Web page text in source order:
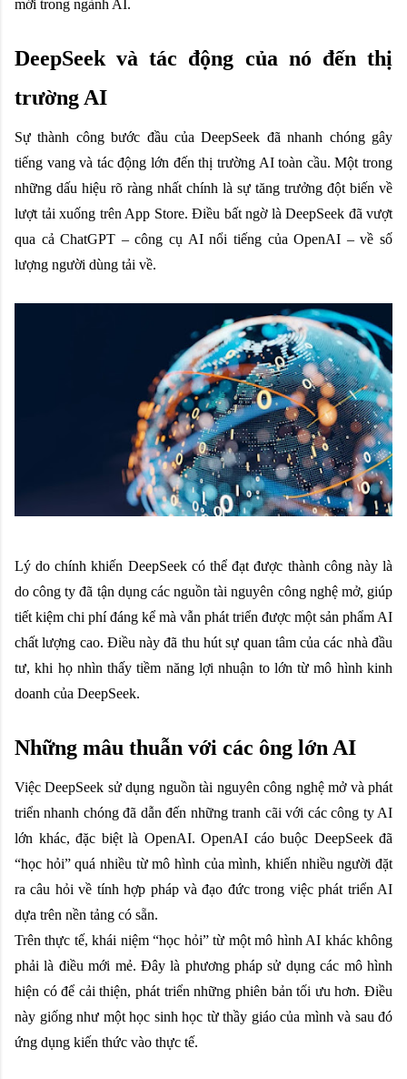
mới trong ngành AI.
DeepSeek và tác động của nó đến thị
trường AI
Sự thành công bước đầu của DeepSeek đã nhanh chóng gây
tiếng vang và tác động lớn đến thị trường AI toàn cầu. Một trong
những dấu hiệu rõ ràng nhất chính là sự tăng trưởng đột biến về
lượt tải xuống trên App Store. Điều bất ngờ là DeepSeek đã vượt
qua cả ChatGPT – công cụ AI nổi tiếng của OpenAI – về số
lượng người dùng tải về.
Lý do chính khiến DeepSeek có thể đạt được thành công này là
do công ty đã tận dụng các nguồn tài nguyên công nghệ mở, giúp
tiết kiệm chi phí đáng kể mà vẫn phát triển được một sản phẩm AI
chất lượng cao. Điều này đã thu hút sự quan tâm của các nhà đầu
tư, khi họ nhìn thấy tiềm năng lợi nhuận to lớn từ mô hình kinh
doanh của DeepSeek.
Những mâu thuẫn với các ông lớn AI
Việc DeepSeek sử dụng nguồn tài nguyên công nghệ mở và phát
triển nhanh chóng đã dẫn đến những tranh cãi với các công ty AI
lớn khác, đặc biệt là OpenAI. OpenAI cáo buộc DeepSeek đã
“học hỏi” quá nhiều từ mô hình của mình, khiến nhiều người đặt
ra câu hỏi về tính hợp pháp và đạo đức trong việc phát triển AI
dựa trên nền tảng có sẵn.
Trên thực tế, khái niệm “học hỏi” từ một mô hình AI khác không
phải là điều mới mẻ. Đây là phương pháp sử dụng các mô hình
hiện có để cải thiện, phát triển những phiên bản tối ưu hơn. Điều
này giống như một học sinh học từ thầy giáo của mình và sau đó
ứng dụng kiến thức vào thực tế.